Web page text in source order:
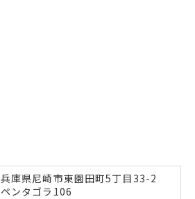
兵庫県尼崎市東園田町5丁目33-2
ペンタゴラ106